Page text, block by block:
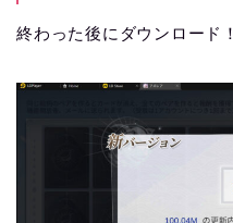
終わった後にダウンロード！